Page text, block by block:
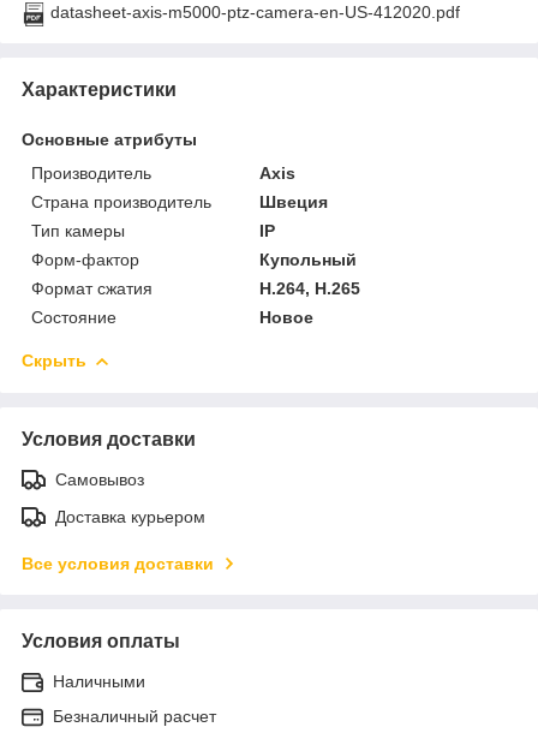
datasheet-axis-m5000-ptz-camera-en-US-412020.pdf
Характеристики
Основные атрибуты
Производитель
Axis
Страна производитель
Швеция
Тип камеры
IP
Форм-фактор
Купольный
Формат сжатия
H.264, H.265
Состояние
Новое
Скрыть
Условия доставки
Самовывоз
Доставка курьером
Все условия доставки
Условия оплаты
Наличными
Безналичный расчет